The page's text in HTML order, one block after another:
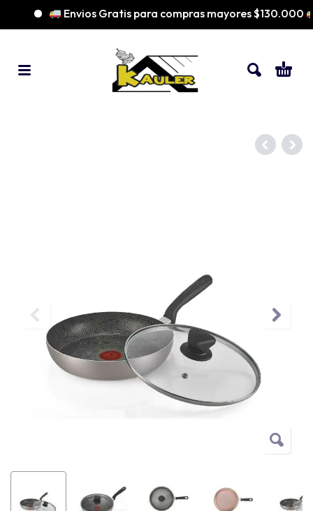
Envios Gratis para compras mayores $130.000